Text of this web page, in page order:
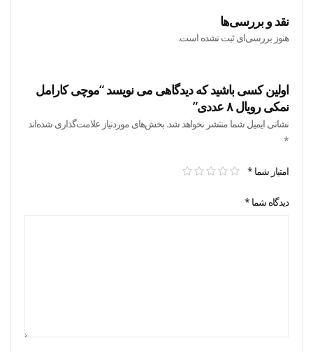
نقد و بررسی‌ها
هنوز بررسی‌ای ثبت نشده است.
اولین کسی باشید که دیدگاهی می نویسد “موچی کارامل
نمکی رویال ۸ عددی”
نشانی ایمیل شما منتشر نخواهد شد. بخش‌های موردنیاز علامت‌گذاری شده‌اند
*
امتیاز شما *
دیدگاه شما *